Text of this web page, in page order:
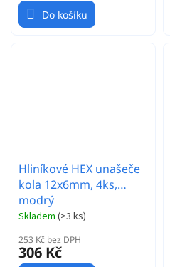
Do košíku
Hliníkové HEX unašeče
kola 12x6mm, 4ks,
modrý
Skladem (>3 ks)
253 Kč bez DPH
306 Kč